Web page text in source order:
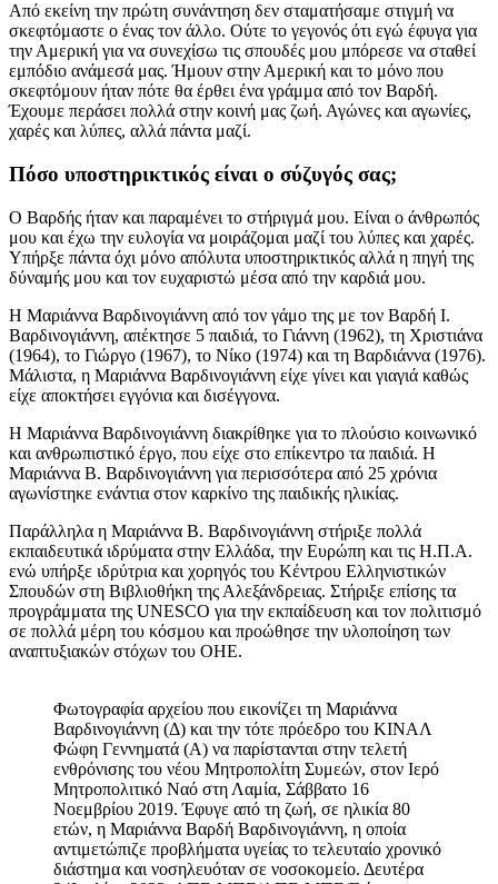
Από εκείνη την πρώτη συνάντηση δεν σταματήσαμε στιγμή να
σκεφτόμαστε ο ένας τον άλλο. Ούτε το γεγονός ότι εγώ έφυγα για
την Αμερική για να συνεχίσω τις σπουδές μου μπόρεσε να σταθεί
εμπόδιο ανάμεσά μας. Ήμουν στην Αμερική και το μόνο που
σκεφτόμουν ήταν πότε θα έρθει ένα γράμμα από τον Βαρδή.
Έχουμε περάσει πολλά στην κοινή μας ζωή. Αγώνες και αγωνίες,
χαρές και λύπες, αλλά πάντα μαζί.
Πόσο υποστηρικτικός είναι ο σύζυγός σας;
Ο Βαρδής ήταν και παραμένει το στήριγμά μου. Είναι ο άνθρωπός
μου και έχω την ευλογία να μοιράζομαι μαζί του λύπες και χαρές.
Υπήρξε πάντα όχι μόνο απόλυτα υποστηρικτικός αλλά η πηγή της
δύναμής μου και τον ευχαριστώ μέσα από την καρδιά μου.
Η Μαριάννα Βαρδινογιάννη από τον γάμο της με τον Βαρδή Ι.
Βαρδινογιάννη, απέκτησε 5 παιδιά, το Γιάννη (1962), τη Χριστιάνα
(1964), το Γιώργο (1967), το Νίκο (1974) και τη Βαρδιάννα (1976).
Μάλιστα, η Μαριάννα Βαρδινογιάννη είχε γίνει και γιαγιά καθώς
είχε αποκτήσει εγγόνια και δισέγγονα.
Η Μαριάννα Βαρδινογιάννη διακρίθηκε για το πλούσιο κοινωνικό
και ανθρωπιστικό έργο, που είχε στο επίκεντρο τα παιδιά. Η
Μαριάννα Β. Βαρδινογιάννη για περισσότερα από 25 χρόνια
αγωνίστηκε ενάντια στον καρκίνο της παιδικής ηλικίας.
Παράλληλα η Μαριάννα Β. Βαρδινογιάννη στήριξε πολλά
εκπαιδευτικά ιδρύματα στην Ελλάδα, την Ευρώπη και τις Η.Π.Α.
ενώ υπήρξε ιδρύτρια και χορηγός του Κέντρου Ελληνιστικών
Σπουδών στη Βιβλιοθήκη της Αλεξάνδρειας. Στήριξε επίσης τα
προγράμματα της UNESCO για την εκπαίδευση και τον πολιτισμό
σε πολλά μέρη του κόσμου και προώθησε την υλοποίηση των
αναπτυξιακών στόχων του ΟΗΕ.
Φωτογραφία αρχείου που εικονίζει τη Μαριάννα
Βαρδινογιάννη (Δ) και την τότε πρόεδρο του ΚΙΝΑΛ
Φώφη Γεννηματά (Α) να παρίστανται στην τελετή
ενθρόνισης του νέου Μητροπολίτη Συμεών, στον Ιερό
Μητροπολιτικό Ναό στη Λαμία, Σάββατο 16
Νοεμβρίου 2019. Έφυγε από τη ζωή, σε ηλικία 80
ετών, η Μαριάννα Βαρδή Βαρδινογιάννη, η οποία
αντιμετώπιζε προβλήματα υγείας το τελευταίο χρονικό
διάστημα και νοσηλευόταν σε νοσοκομείο. Δευτέρα